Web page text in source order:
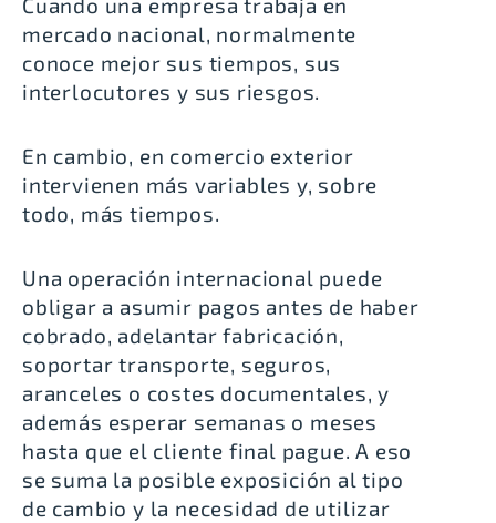
Cuando una empresa trabaja en
mercado nacional, normalmente
conoce mejor sus tiempos, sus
interlocutores y sus riesgos.
En cambio, en comercio exterior
intervienen más variables y, sobre
todo, más tiempos.
Una operación internacional puede
obligar a asumir pagos antes de haber
cobrado, adelantar fabricación,
soportar transporte, seguros,
aranceles o costes documentales, y
además esperar semanas o meses
hasta que el cliente final pague. A eso
se suma la posible exposición al tipo
de cambio y la necesidad de utilizar